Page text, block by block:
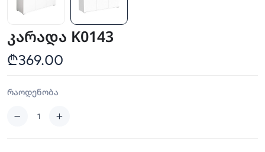
კარადა K0143
₾369.00
რაოდენობა